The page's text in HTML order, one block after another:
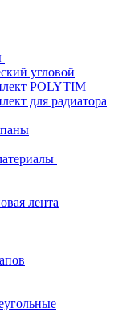
угловой
POLYTIM
для радиатора
лента